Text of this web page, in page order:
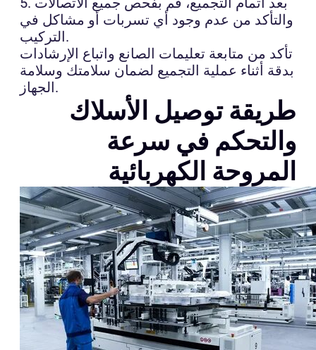
والتأكد من عدم وجود أي تسربات أو مشاكل في
التركيب.
تأكد من متابعة تعليمات الصانع واتباع الإرشادات
بدقة أثناء عملية التجميع لضمان سلامتك وسلامة
الجهاز.
طريقة توصيل الأسلاك
والتحكم في سرعة
المروحة الكهربائية